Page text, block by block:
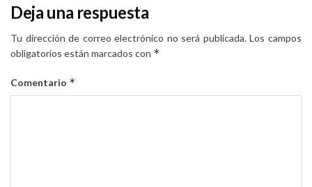
Deja una respuesta
Tu dirección de correo electrónico no será publicada. Los campos
obligatorios están marcados con *
Comentario *